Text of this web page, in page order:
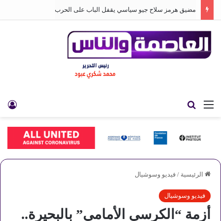
مضيق هرمز سلاح جيو سياسي يقفل الباب على الحرب
القائمة
الرئيسية / فيديو وسوشيال
فيديو وسوشيال
أزمة “الكرسي الأمامي” بالبحيرة..